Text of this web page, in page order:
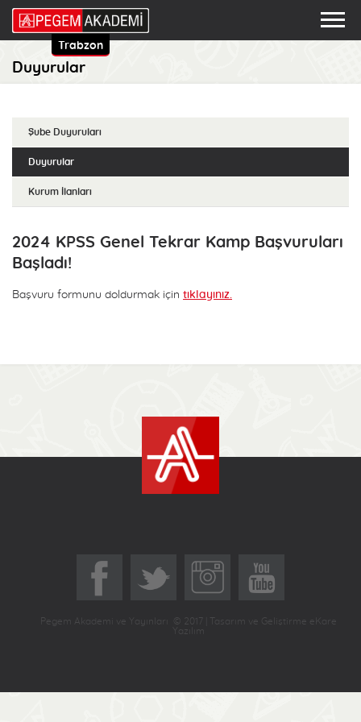
Trabzon
Duyurular
Şube Duyuruları
Duyurular
Kurum İlanları
2024 KPSS Genel Tekrar Kamp Başvuruları
Başladı!
Başvuru formunu doldurmak için tıklayınız.
Pegem Akademi ve Yayınları © 2017 | Tasarım ve Geliştirme eKare
Yazılım